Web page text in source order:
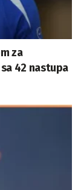
za
42 nastupa